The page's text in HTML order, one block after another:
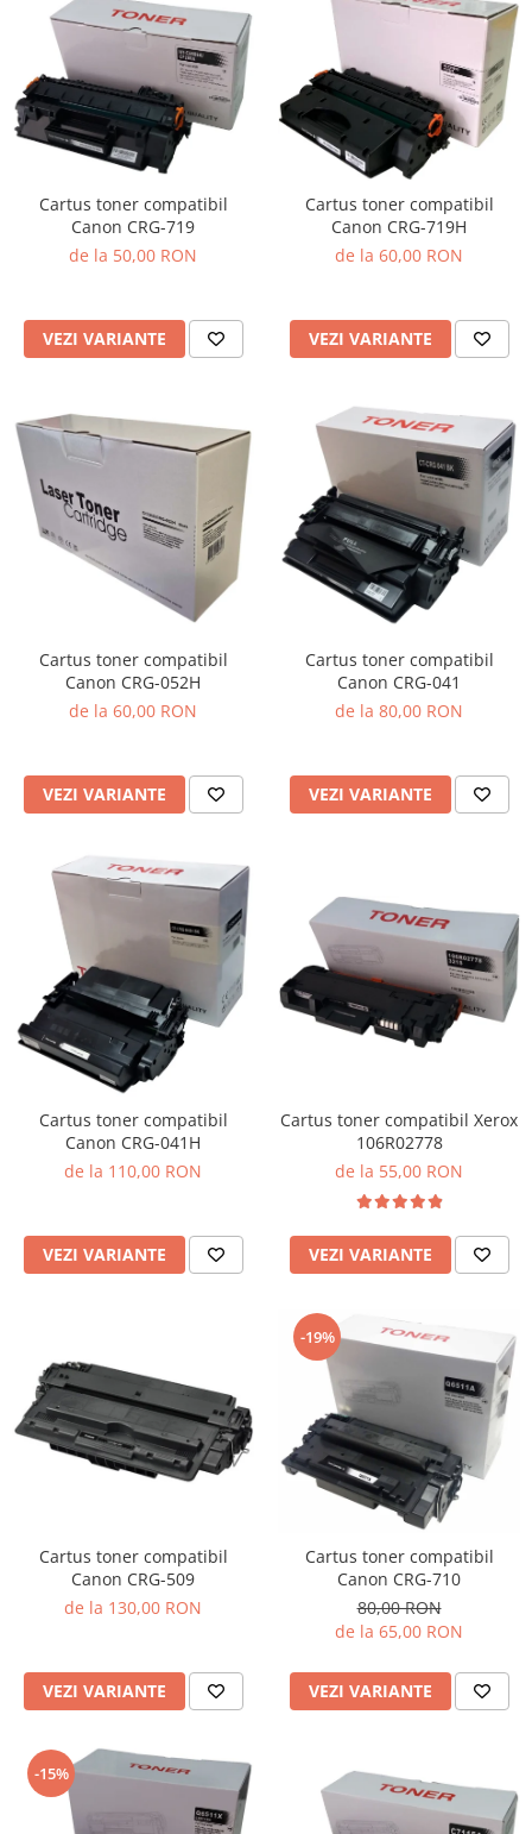
Cartus toner compatibil
Canon CRG-719
de la 50,00 RON
VEZI VARIANTE
Cartus toner compatibil
Canon CRG-719H
de la 60,00 RON
VEZI VARIANTE
Cartus toner compatibil
Canon CRG-052H
de la 60,00 RON
VEZI VARIANTE
Cartus toner compatibil
Canon CRG-041
de la 80,00 RON
VEZI VARIANTE
Cartus toner compatibil
Canon CRG-041H
de la 110,00 RON
VEZI VARIANTE
Cartus toner compatibil Xerox
106R02778
de la 55,00 RON
VEZI VARIANTE
Cartus toner compatibil
Canon CRG-509
de la 130,00 RON
VEZI VARIANTE
-19%
Cartus toner compatibil
Canon CRG-710
80,00 RON
de la 65,00 RON
VEZI VARIANTE
-15%